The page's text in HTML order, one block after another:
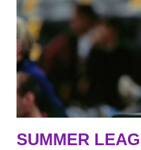
interesse, não importa, o
informação, a veracidade
agora nada de Ruim
interesse) e LeBrão James
Draymond Green
SUMMER